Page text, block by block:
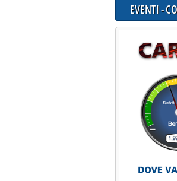
EVENTI -